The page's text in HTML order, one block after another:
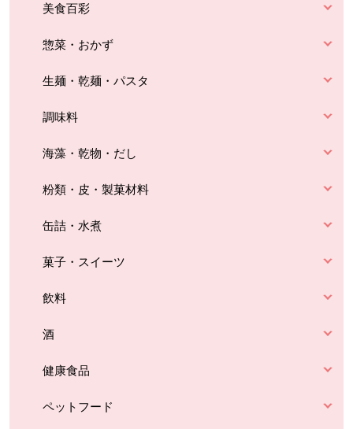
美食百彩
惣菜・おかず
生麺・乾麺・パスタ
調味料
海藻・乾物・だし
粉類・皮・製菓材料
缶詰・水煮
菓子・スイーツ
飲料
酒
健康食品
ペットフード